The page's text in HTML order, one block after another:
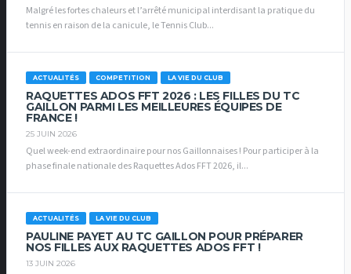
Malgré les fortes chaleurs et l’arrêté municipal interdisant la pratique du
tennis en raison de la canicule, le Tennis Club...
ACTUALITÉS COMPETITION LA VIE DU CLUB
RAQUETTES ADOS FFT 2026 : LES FILLES DU TC
GAILLON PARMI LES MEILLEURES ÉQUIPES DE
FRANCE !
25 JUIN 2026
Quel week-end extraordinaire pour nos Gaillonnaises ! Pour participer à la
phase finale nationale des Raquettes Ados FFT 2026, il...
ACTUALITÉS LA VIE DU CLUB
PAULINE PAYET AU TC GAILLON POUR PRÉPARER
NOS FILLES AUX RAQUETTES ADOS FFT !
13 JUIN 2026